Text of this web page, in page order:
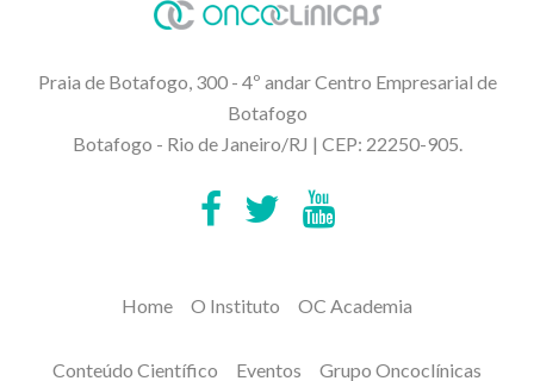
Praia de Botafogo, 300 - 4º andar Centro Empresarial de
Botafogo
Botafogo - Rio de Janeiro/RJ | CEP: 22250-905.
Home O Instituto OC Academia
Conteúdo Científico Eventos Grupo Oncoclínicas